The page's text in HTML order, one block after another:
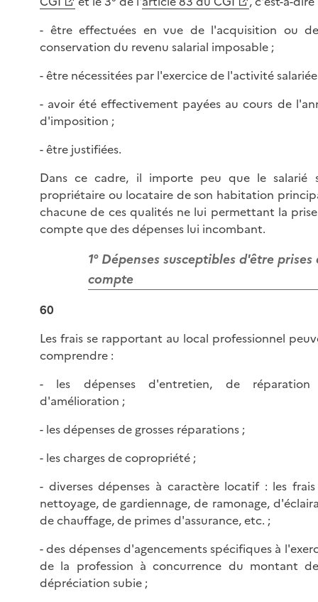
- être effectuées en vue de l'acquisition ou
conservation du revenu salarial imposable ;
- être nécessitées par l'exercice de l'activité
- avoir été effectivement payées au cours de
d'imposition ;
- être justifiées.
Dans ce cadre, il importe peu que le salarié
propriétaire ou locataire de son habitation
chacune de ces qualités ne lui permettant la
compte que des dépenses lui incombant.
1° Dépenses susceptibles d'être prises
compte
60
Les frais se rapportant au local professionnel
comprendre :
- les dépenses d'entretien, de
d'amélioration ;
- les dépenses de grosses réparations ;
- les charges de copropriété ;
- diverses dépenses à caractère locatif : les
nettoyage, de gardiennage, de ramonage,
de chauffage, de primes d'assurance, etc. ;
- des dépenses d'agencements spécifiques à
de la profession à concurrence du montant
dépréciation subie ;